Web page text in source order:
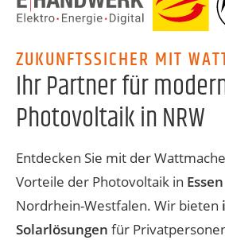
ZUKUNFTSSICHER MIT
Ihr Partner für
Photovoltaik in NRW
Entdecken Sie mit der
Vorteile der Photovoltaik in Essen
Nordrhein-Westfalen. Wir bieten
Solarlösungen für